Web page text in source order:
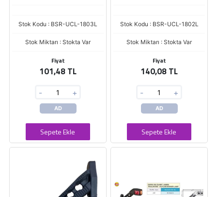
Stok Kodu : BSR-UCL-1803L
Stok Miktarı : Stokta Var
Fiyat
101,48 TL
- +
AD
Sepete Ekle
Stok Kodu : BSR-UCL-1802L
Stok Miktarı : Stokta Var
Fiyat
140,08 TL
- +
AD
Sepete Ekle